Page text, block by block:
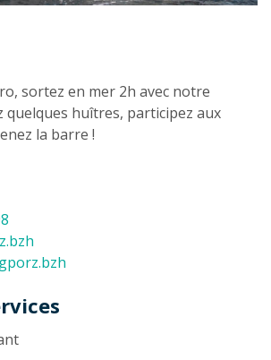
sortez en mer 2h avec notre
quelques huîtres, participez aux
la barre !